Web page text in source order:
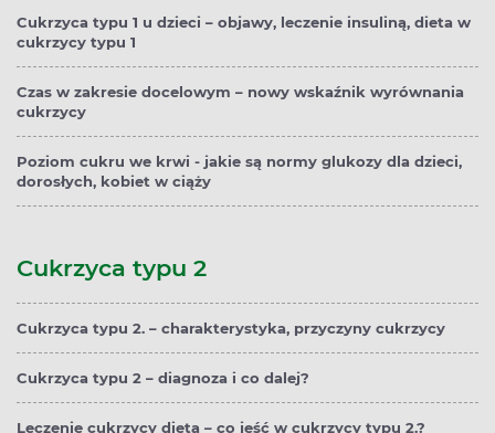
Cukrzyca typu 1 u dzieci – objawy, leczenie insuliną, dieta w
cukrzycy typu 1
Czas w zakresie docelowym – nowy wskaźnik wyrównania
cukrzycy
Poziom cukru we krwi - jakie są normy glukozy dla dzieci,
dorosłych, kobiet w ciąży
Cukrzyca typu 2
Cukrzyca typu 2. – charakterystyka, przyczyny cukrzycy
Cukrzyca typu 2 – diagnoza i co dalej?
Leczenie cukrzycy dietą – co jeść w cukrzycy typu 2.?